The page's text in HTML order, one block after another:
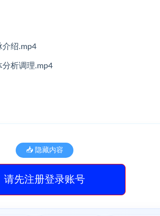
介绍.mp4
析调理.mp4
📥 隐藏内容
请先注册登录账号